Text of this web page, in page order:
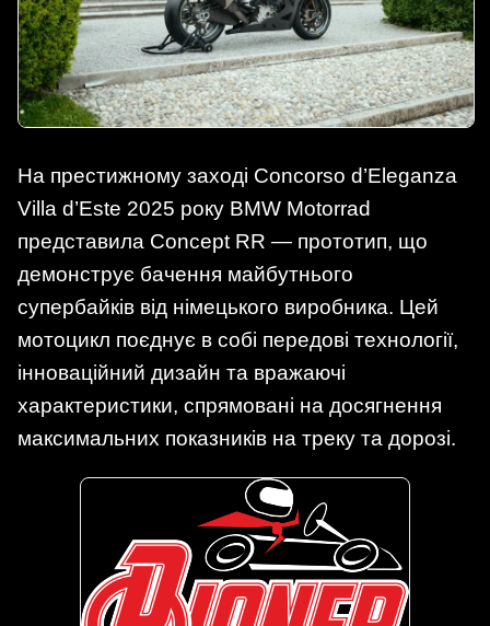
На престижному заході Concorso d’Eleganza
Villa d’Este 2025 року BMW Motorrad
представила Concept RR — прототип, що
демонструє бачення майбутнього
супербайків від німецького виробника. Цей
мотоцикл поєднує в собі передові технології,
інноваційний дизайн та вражаючі
характеристики, спрямовані на досягнення
максимальних показників на треку та дорозі.